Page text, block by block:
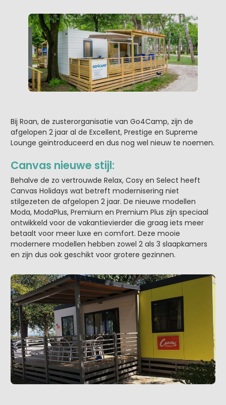
Bij Roan, de zusterorganisatie van Go4Camp, zijn de
afgelopen 2 jaar al de Excellent, Prestige en Supreme
Lounge geïntroduceerd en dus nog wel nieuw te noemen.
Canvas nieuwe stijl:
Behalve de zo vertrouwde Relax, Cosy en Select heeft
Canvas Holidays wat betreft modernisering niet
stilgezeten de afgelopen 2 jaar. De nieuwe modellen
Moda, ModaPlus, Premium en Premium Plus zijn speciaal
ontwikkeld voor de vakantievierder die graag iets meer
betaalt voor meer luxe en comfort. Deze mooie
modernere modellen hebben zowel 2 als 3 slaapkamers
en zijn dus ook geschikt voor grotere gezinnen.